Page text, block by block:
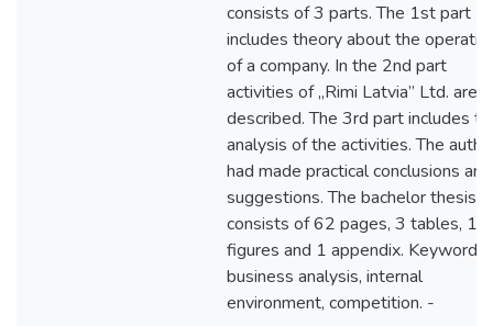
consists of 3 parts. The 1st part
includes theory about the
of a company. In the 2nd part
activities of „Rimi Latvia” Ltd. are
described. The 3rd part includes
analysis of the activities. The
had made practical conclusions and
suggestions. The bachelor thesis
consists of 62 pages, 3 tables, 18
figures and 1 appendix. Keywords:
business analysis, internal
environment, competition. -